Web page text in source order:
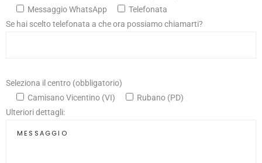
Messaggio WhatsApp
Telefonata
Se hai scelto telefonata a che ora possiamo chiamarti?
Seleziona il centro (obbligatorio)
Camisano Vicentino (VI)
Rubano (PD)
Ulteriori dettagli: